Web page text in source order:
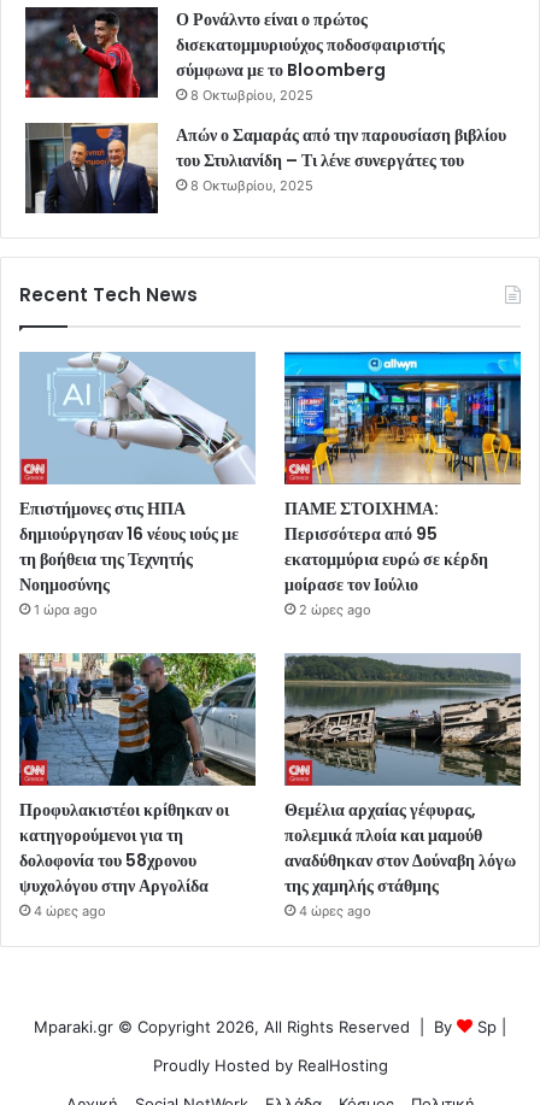
Ο Ρονάλντο είναι ο πρώτος
δισεκατομμυριούχος ποδοσφαιριστής
σύμφωνα με το Bloomberg
8 Οκτωβρίου, 2025
Απών ο Σαμαράς από την παρουσίαση βιβλίου
του Στυλιανίδη – Τι λένε συνεργάτες του
8 Οκτωβρίου, 2025
Recent Tech News
Επιστήμονες στις ΗΠΑ
δημιούργησαν 16 νέους ιούς με
τη βοήθεια της Τεχνητής
Νοημοσύνης
1 ώρα ago
ΠΑΜΕ ΣΤΟΙΧΗΜΑ:
Περισσότερα από 95
εκατομμύρια ευρώ σε κέρδη
μοίρασε τον Ιούλιο
2 ώρες ago
Προφυλακιστέοι κρίθηκαν οι
κατηγορούμενοι για τη
δολοφονία του 58χρονου
ψυχολόγου στην Αργολίδα
4 ώρες ago
Θεμέλια αρχαίας γέφυρας,
πολεμικά πλοία και μαμούθ
αναδύθηκαν στον Δούναβη λόγω
της χαμηλής στάθμης
4 ώρες ago
Mparaki.gr © Copyright 2026, All Rights Reserved | By Sp
Proudly Hosted by RealHosting